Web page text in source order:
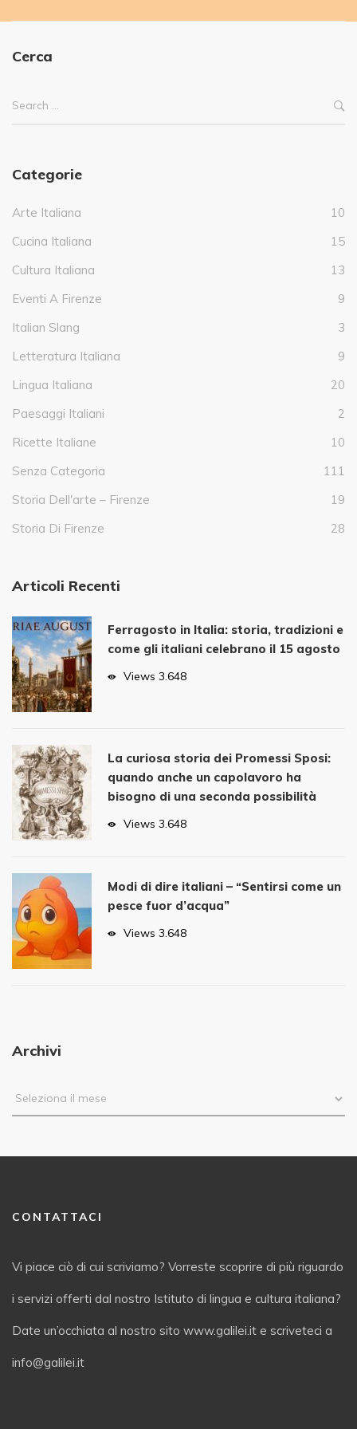
Cerca
Categorie
Arte Italiana
10
Cucina Italiana
15
Cultura Italiana
13
Eventi A Firenze
9
Italian Slang
3
Letteratura Italiana
9
Lingua Italiana
20
Paesaggi Italiani
2
Ricette Italiane
10
Senza Categoria
111
Storia Dell'arte – Firenze
19
Storia Di Firenze
28
Articoli Recenti
Ferragosto in Italia: storia, tradizioni e
come gli italiani celebrano il 15 agosto
Views 3.648
La curiosa storia dei Promessi Sposi:
quando anche un capolavoro ha
bisogno di una seconda possibilità
Views 3.648
Modi di dire italiani – “Sentirsi come un
pesce fuor d’acqua”
Views 3.648
Archivi
CONTATTACI
Vi piace ciò di cui scriviamo? Vorreste scoprire di più riguardo
i servizi offerti dal nostro Istituto di lingua e cultura italiana?
Date un’occhiata al nostro sito www.galilei.it e scriveteci a
info@galilei.it